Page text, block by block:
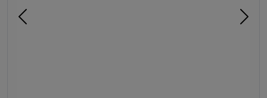
Föregående